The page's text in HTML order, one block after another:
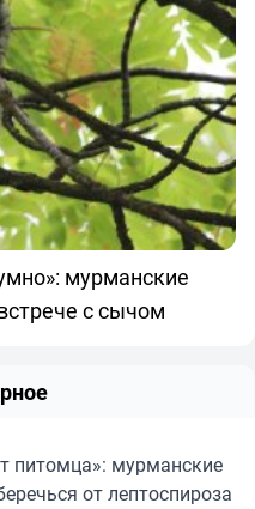
мурманские
с сычом
питомца»: мурманские
от лептоспироза